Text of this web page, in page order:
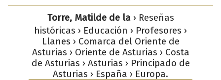
Torre, Matilde de la› Reseñas
históricas › Educación › Profesores ›
Llanes › Comarca del Oriente de
Asturias › Oriente de Asturias › Costa
de Asturias › Asturias › Principado de
Asturias › España › Europa.